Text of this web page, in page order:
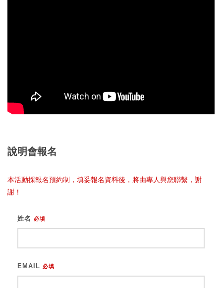
說明會報名
本活動採報名預約制，填妥報名資料後，將由專人與您聯繫，謝
謝！
姓名 必填
EMAIL 必填